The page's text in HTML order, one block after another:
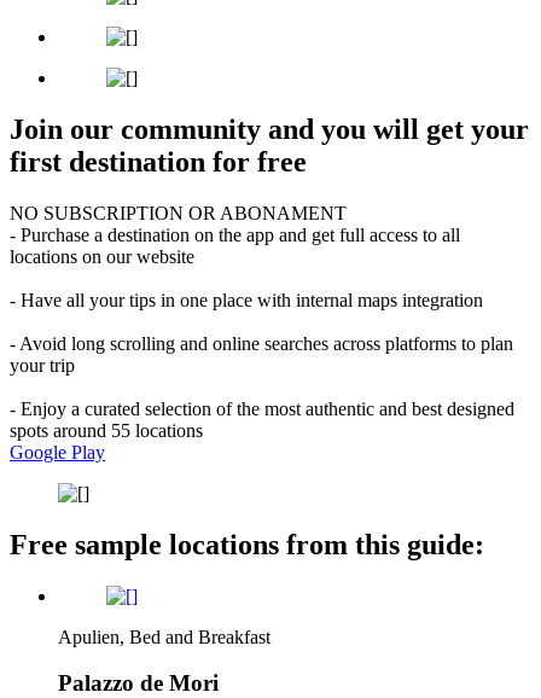
Join our community and you will get your
first destination for free
NO SUBSCRIPTION OR ABONAMENT
- Purchase a destination on the app and get full access to all
locations on our website
- Have all your tips in one place with internal maps integration
- Avoid long scrolling and online searches across platforms to plan
your trip
- Enjoy a curated selection of the most authentic and best designed
spots around 55 locations
Google Play
Free sample locations from this guide:
Apulien, Bed and Breakfast
Palazzo de Mori